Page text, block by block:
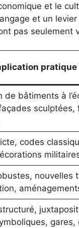
et le
et un
pas seulement
de bâtiments à
sculptées,
codes
nouvelles
gares,